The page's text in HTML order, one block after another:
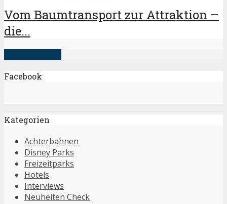
Vom Baumtransport zur Attraktion –
die...
Facebook
Kategorien
Achterbahnen
Disney Parks
Freizeitparks
Hotels
Interviews
Neuheiten Check